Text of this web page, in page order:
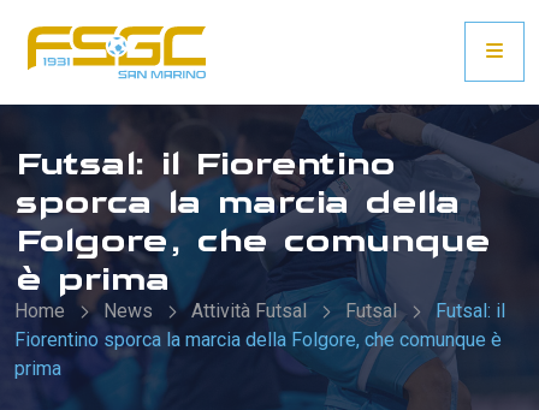
Futsal: il Fiorentino
sporca la marcia della
Folgore, che comunque
è prima
Home News Attività Futsal Futsal
Futsal: il
Fiorentino sporca la marcia della Folgore, che comunque è
prima